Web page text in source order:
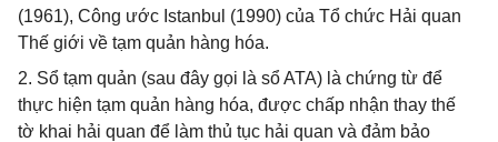
(1961), Công ước Istanbul (1990) của Tổ chức Hải quan
Thế giới về tạm quản hàng hóa.
2. Sổ tạm quản (sau đây gọi là sổ ATA) là chứng từ để
thực hiện tạm quản hàng hóa, được chấp nhận thay thế
tờ khai hải quan để làm thủ tục hải quan và đảm bảo